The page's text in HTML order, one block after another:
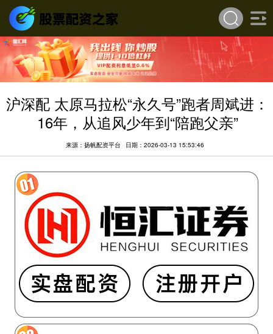
沪深配 太原马拉松“永久号”跑者周斌进：
16年，从追风少年到“陪跑父亲”
来源：扬帆配资平台 日期：2026-03-13 15:53:46